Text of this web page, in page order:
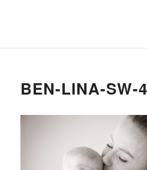
BEN-LINA-SW-